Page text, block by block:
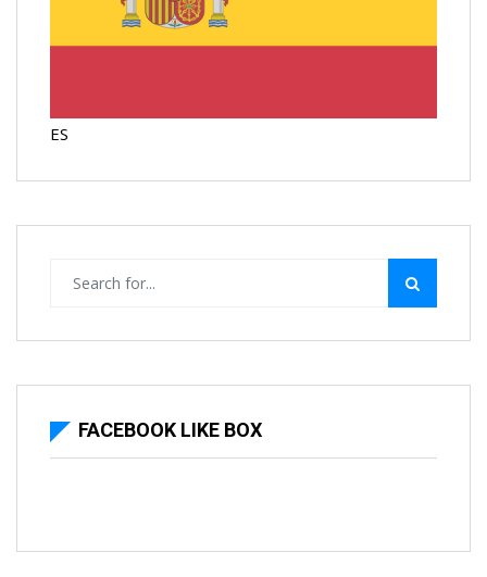
ES
FACEBOOK LIKE BOX